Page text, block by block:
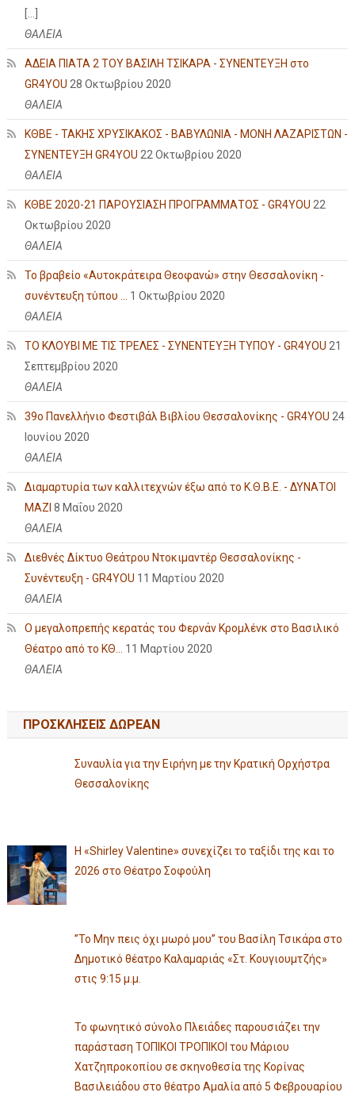
ΘΑΛΕΙΑ
ΑΔΕΙΑ ΠΙΑΤΑ 2 ΤΟΥ ΒΑΣΙΛΗ ΤΣΙΚΑΡΑ - ΣΥΝΕΝΤΕΥΞΗ στο
GR4YOU 28 Οκτωβρίου 2020
ΘΑΛΕΙΑ
ΚΘΒΕ - ΤΑΚΗΣ ΧΡΥΣΙΚΑΚΟΣ - ΒΑΒΥΛΩΝΙΑ - ΜΟΝΗ ΛΑΖΑΡΙΣΤΩΝ -
ΣΥΝΕΝΤΕΥΞΗ GR4YOU 22 Οκτωβρίου 2020
ΘΑΛΕΙΑ
ΚΘΒΕ 2020-21 ΠΑΡΟΥΣΙΑΣΗ ΠΡΟΓΡΑΜΜΑΤΟΣ - GR4YOU 22
Οκτωβρίου 2020
ΘΑΛΕΙΑ
Το βραβείο «Αυτοκράτειρα Θεοφανώ» στην Θεσσαλονίκη -
συνέντευξη τύπου ...
1 Οκτωβρίου 2020
ΘΑΛΕΙΑ
ΤΟ ΚΛΟΥΒΙ ΜΕ ΤΙΣ ΤΡΕΛΕΣ - ΣΥΝΕΝΤΕΥΞΗ ΤΥΠΟΥ - GR4YOU 21
Σεπτεμβρίου 2020
ΘΑΛΕΙΑ
39ο Πανελλήνιο Φεστιβάλ Βιβλίου Θεσσαλονίκης - GR4YOU 24
Ιουνίου 2020
ΘΑΛΕΙΑ
Διαμαρτυρία των καλλιτεχνών έξω από το Κ.Θ.Β.Ε. - ΔΥΝΑΤΟΙ
ΜΑΖΙ 8 Μαΐου 2020
ΘΑΛΕΙΑ
Διεθνές Δίκτυο Θεάτρου Ντοκιμαντέρ Θεσσαλονίκης -
Συνέντευξη - GR4YOU 11 Μαρτίου 2020
ΘΑΛΕΙΑ
Ο μεγαλοπρεπής κερατάς του Φερνάν Κρομλένκ στο Βασιλικό
Θέατρο από το ΚΘ...
11 Μαρτίου 2020
ΘΑΛΕΙΑ
ΠΡΟΣΚΛΗΣΕΙΣ ΔΩΡΕΑΝ
Συναυλία για την Ειρήνη με την Κρατική Ορχήστρα
Θεσσαλονίκης
Η «Shirley Valentine» συνεχίζει το ταξίδι της και το
2026 στο Θέατρο Σοφούλη
”Το Μην πεις όχι μωρό μου” του Βασίλη Τσικάρα στο
Δημοτικό θέατρο Καλαμαριάς «Στ. Κουγιουμτζής»
στις 9:15 μ.μ.
Το φωνητικό σύνολο Πλειάδες παρουσιάζει την
παράσταση ΤΟΠΙΚΟΙ ΤΡΟΠΙΚΟΙ του Μάριου
Χατζηπροκοπίου σε σκηνοθεσία της Κορίνας
Βασιλειάδου στο θέατρο Αμαλία από 5 Φεβρουαρίου